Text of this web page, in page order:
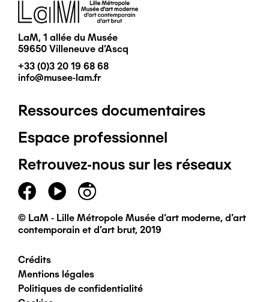
Image
LaM, 1 allée du Musée
59650 Villeneuve d'Ascq
+33 (0)3 20 19 68 68
info@musee-lam.fr
Pied
de
page
principal
Ressources documentaires
Espace professionnel
Retrouvez-nous sur les réseaux
© LaM - Lille Métropole Musée d'art moderne, d'art
contemporain et d'art brut, 2019
Pied
Crédits
Mentions légales
Politiques de confidentialité